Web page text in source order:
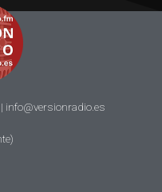
info@versionradio.es